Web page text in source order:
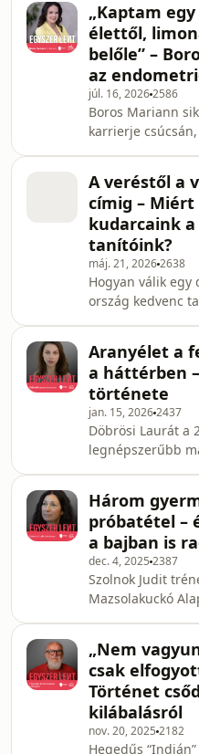
agyvérzést
tragédiák sora
elszigeteltség
beleroppanás
választotta:
fia fejlődéséért –
lelki egyensúlyát
megőrizni. A
„Kaptam
élettől,
belőle” –
az
júl. 16, 20262586
Boros Mariann
karrierje
gyógyulását és a
választja. Az
epizódjában Réti
mesél a
betegségeiről, a
túlterhelésről, a
és arról, hogyan
endometriózis
A veréstől a
címig – Miért
kudarcaink
tanítóink?
máj. 21, 20262638
Hogyan válik egy
ország kedvenc
Zsiga Melinda és
bácsi) tabuk
hogyan mentette
sport és az írás.
sikerről, hanem
mocskáról, a
a padlóról való
művészetéről sz
Aranyélet a
a háttérben
története
jan. 15, 20262437
Döbrösi Laurát a
legnépszerűbb
főszereplőt,
elején járt,
forgatott, játszott,
töltött a
azonban nem
bántalmazó
belecsúszott,
jólléte egyaránt
Három
próbatétel –
a bajban is
dec. 4, 2025 2387
Szolnok Judit
Mazsolakuckó
Egészséges
Levi és Bálint
betegséggel
szindrómával
a világon csak
„Nem
csak
Történet
kilábalásról
nov. 20, 2025 2182
Hegedűs